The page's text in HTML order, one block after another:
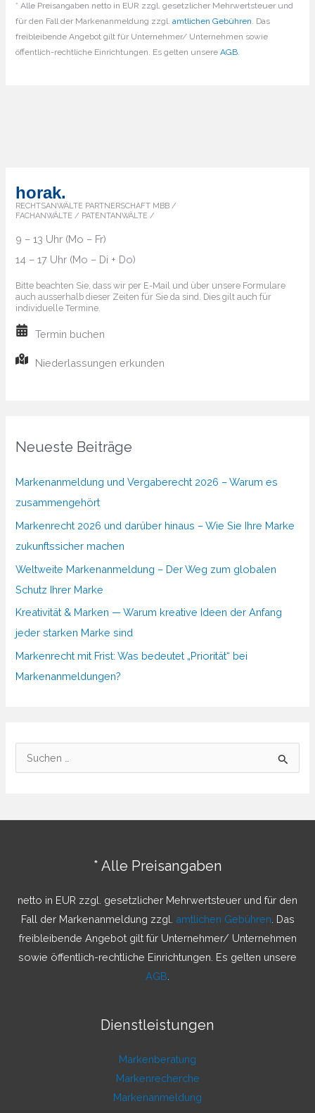
* Alle Preisangaben netto in EUR zzgl. gesetzlicher Mehrwertsteuer und
für den Fall der Markenanmeldung zzgl.amtlichen Gebühren. Das
freibleibende Angebot gilt für Unternehmer/ Unternehmen sowie
öffentlich-rechtliche Einrichtungen. Es gelten unsereAGB.
horak.
RECHTSANWÄLTE PARTNERSCHAFT MBB /
FACHANWÄLTE / PATENTANWÄLTE /
9 – 13 Uhr (Mo – Fr)
14 – 17 Uhr (Mo – Di + Do)
Bitte beachten Sie, dass wir per E-Mail und über unsere Formulare
auch ausserhalb dieser Zeiten für Sie da sind. Dies gilt auch für
individuelle Termine.
Termin buchen
Niederlassungen erkunden
Neueste Beiträge
Markenanmeldung und Vergaberecht 2026 – Warum es
zusammengehört
Markenrecht 2026 und darüber hinaus – Wie Sie Ihre Marke
zukunftssicher machen
Weltweite Markenanmeldung – Der Weg zum globalen
Schutz Ihrer Marke
Kreativität & Marken — Warum kreative Ideen der Anfang
jeder starken Marke sind
Markenrecht mit Frist: Was bedeutet „Priorität“ bei
Markenanmeldungen?
u
h
* Alle Preisangaben
netto in EUR zzgl. gesetzlicher Mehrwertsteuer und für den
Fall der Markenanmeldung zzgl. amtlichen Gebühren . Das
freibleibende Angebot gilt für Unternehmer/ Unternehmen
sowie öffentlich-rechtliche Einrichtungen. Es gelten unsere
AGB
Dienstleistungen
Markenberatung
Markenrecherche
Markenanmeldung